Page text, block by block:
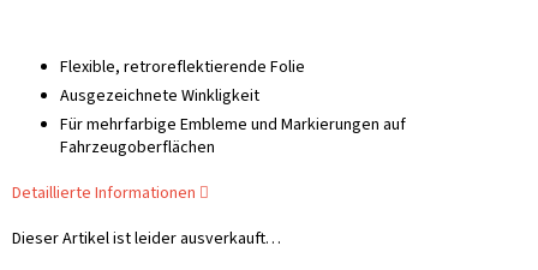
Dieser Artikel ist leider ausverkauft…
Flexible, retroreflektierende Folie
Ausgezeichnete Winkligkeit
Für mehrfarbige Embleme und Markierungen auf
Fahrzeugoberflächen
Detaillierte Informationen